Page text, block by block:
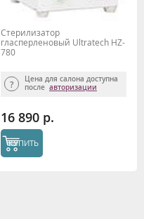
Стерилизатор
гласперленовый Ultratech HZ-
780
Цена для салона доступна
после авторизации
16 890 р.
КУПИТЬ